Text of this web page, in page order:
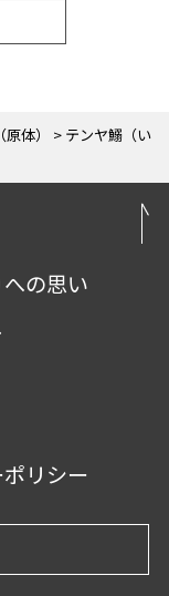
体）
テンヤ鰯（い
の思い
リシー